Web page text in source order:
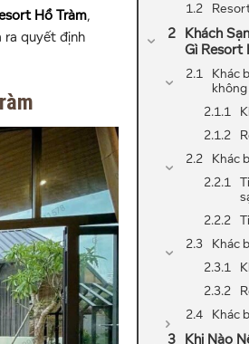
Khách
Gì Resort
Khác
không
Khác
Khác
Khác
Khi Nào
Hồ Tràm,
ra quyết định